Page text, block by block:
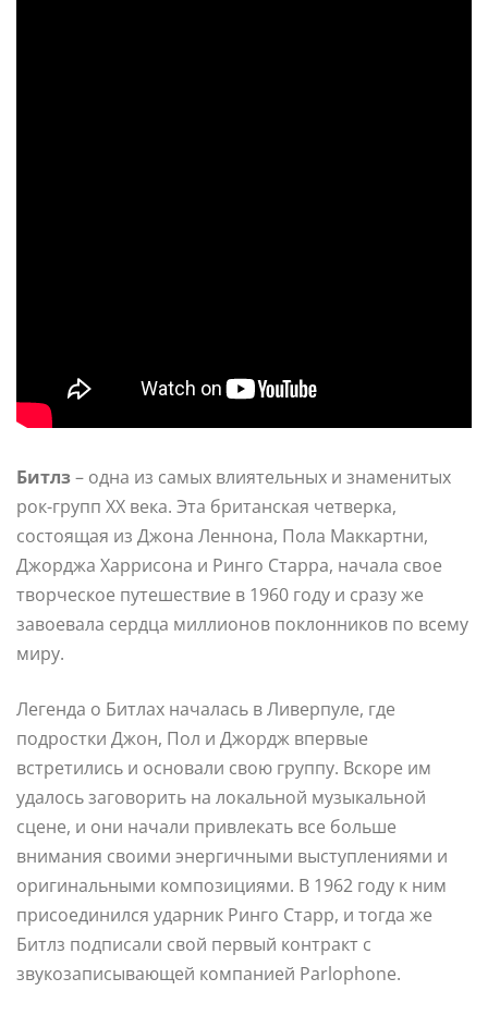
Битлз– одна из самых влиятельных и знаменитых
рок-групп XX века. Эта британская четверка,
состоящая из Джона Леннона, Пола Маккартни,
Джорджа Харрисона и Ринго Старра, начала свое
творческое путешествие в 1960 году и сразу же
завоевала сердца миллионов поклонников по всему
миру.
Легенда о Битлах началась в Ливерпуле, где
подростки Джон, Пол и Джордж впервые
встретились и основали свою группу. Вскоре им
удалось заговорить на локальной музыкальной
сцене, и они начали привлекать все больше
внимания своими энергичными выступлениями и
оригинальными композициями. В 1962 году к ним
присоединился ударник Ринго Старр, и тогда же
Битлз подписали свой первый контракт с
звукозаписывающей компанией Parlophone.